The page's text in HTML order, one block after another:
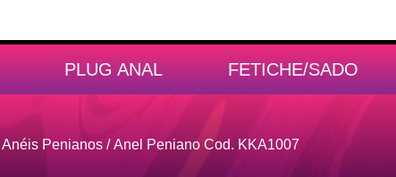
PLUG ANAL FETICHE/SADO
Anéis Penianos/ Anel Peniano Cod. KKA1007